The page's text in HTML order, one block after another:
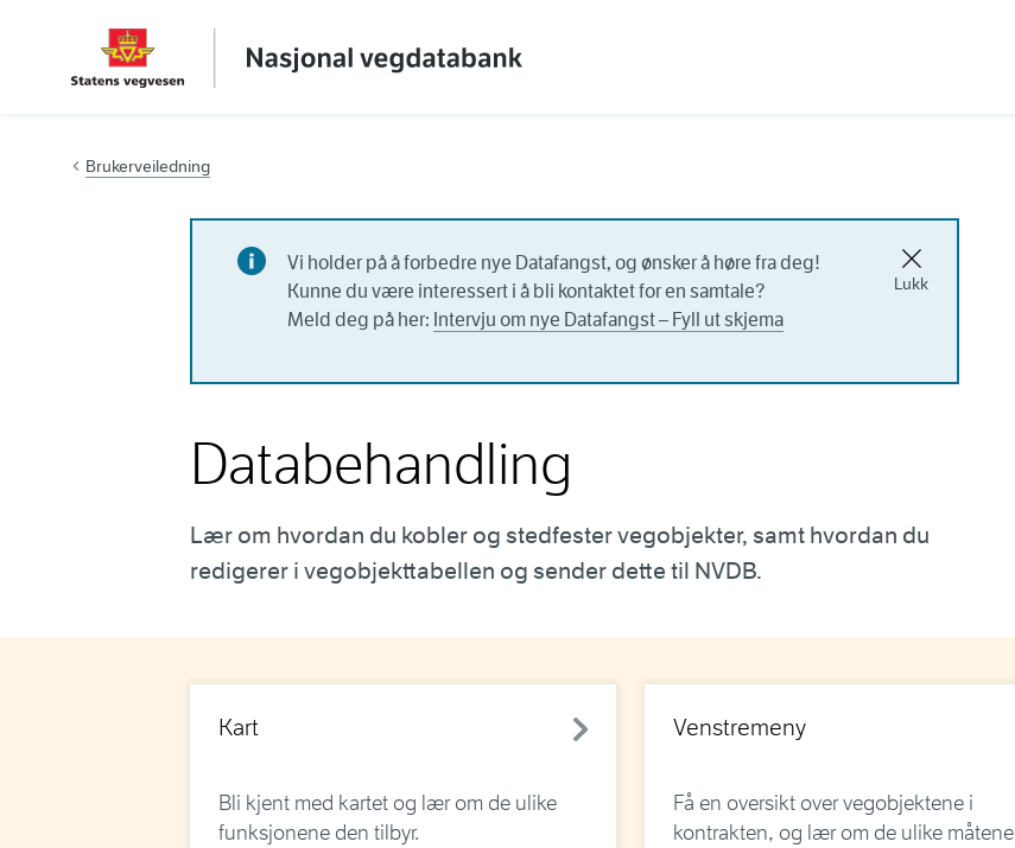
Hopp til innhold
Brukerveiledning
Vi holder på å forbedre nye Datafangst, og ønsker å høre fra deg!
Kunne du være interessert i å bli kontaktet for en samtale?
Meld deg på her: Intervju om nye Datafangst – Fyll ut skjema
Lukk
Databehandling
Lær om hvordan du kobler og stedfester vegobjekter, samt hvordan du
redigerer i vegobjekttabellen og sender dette til NVDB.
Kart
Bli kjent med kartet og lær om de ulike
funksjonene den tilbyr.
Venstremeny
Få en oversikt over vegobjektene i
kontrakten, og lær om de ulike måtene